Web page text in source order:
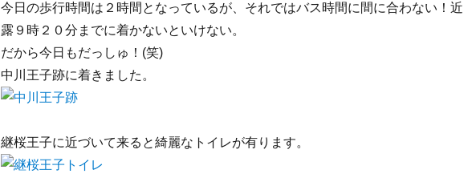
今日の歩行時間は２時間となっているが、それではバス時間に間に合わない！近
露９時２０分までに着かないといけない。
だから今日もだっしゅ！(笑)
中川王子跡に着きました。
継桜王子に近づいて来ると綺麗なトイレが有ります。